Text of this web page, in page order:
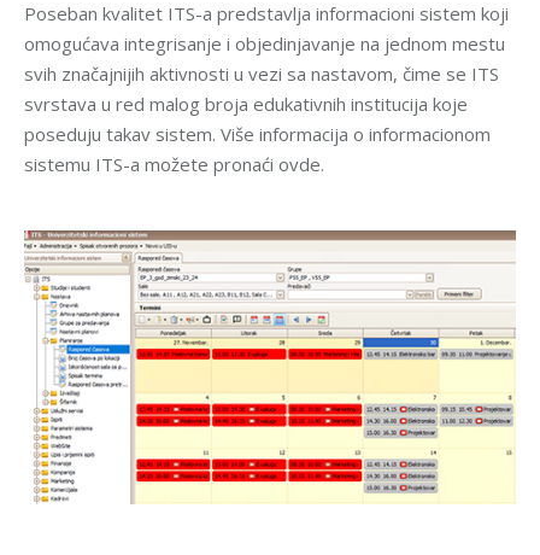
Poseban kvalitet ITS-a predstavlja informacioni sistem koji
omogućava integrisanje i objedinjavanje na jednom mestu
svih značajnijih aktivnosti u vezi sa nastavom, čime se ITS
svrstava u red malog broja edukativnih institucija koje
poseduju takav sistem. Više informacija o informacionom
sistemu ITS-a možete pronaći ovde.